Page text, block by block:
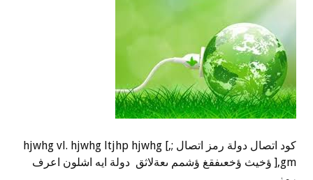
كود اتصال دولة رمز اتصال ;,] hjwhg vl. hjwhg ltjhp hjwhg
],gm ؤخيث ؤخعىفقغ ؤشمم ىعةلاثق دولة ايه اشلون اعرف